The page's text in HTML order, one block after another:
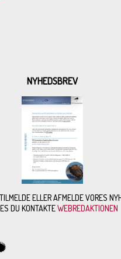
NYHEDSBREV
ELLER AFMELDE VORES
DU KONTAKTEWEBREDAKTIONEN